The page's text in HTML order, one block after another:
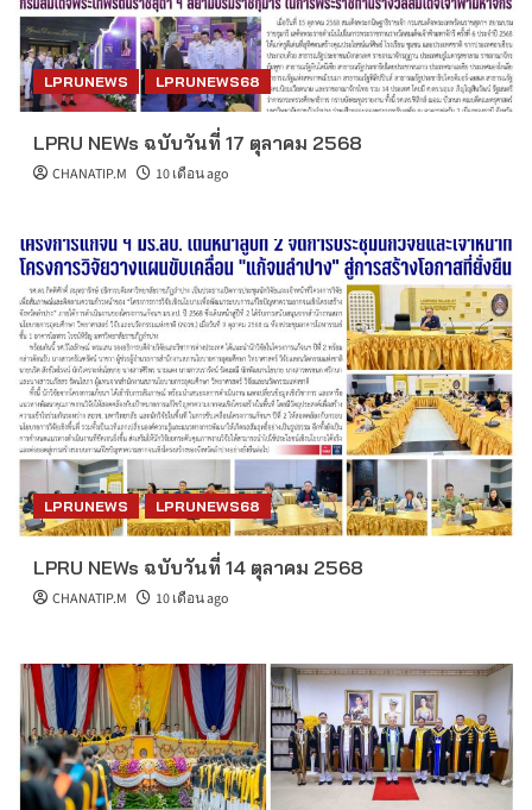
LPRUNEWS LPRUNEWS68
LPRU NEWs ฉบับวันที่ 17 ตุลาคม 2568
CHANATIP.M 10 เดือน ago
LPRUNEWS LPRUNEWS68
LPRU NEWs ฉบับวันที่ 14 ตุลาคม 2568
CHANATIP.M 10 เดือน ago